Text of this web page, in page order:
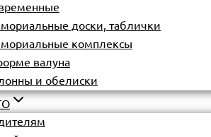
доски, таблички
комплексы
валуна
и обелиски